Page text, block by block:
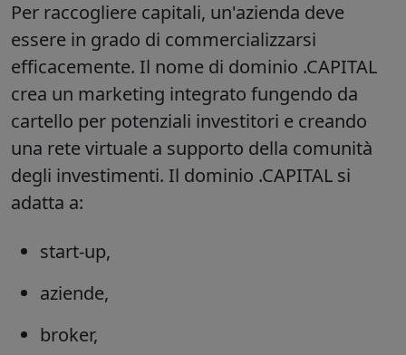
Per raccogliere capitali, un'azienda deve
essere in grado di commercializzarsi
efficacemente. Il nome di dominio .CAPITAL
crea un marketing integrato fungendo da
cartello per potenziali investitori e creando
una rete virtuale a supporto della comunità
degli investimenti. Il dominio .CAPITAL si
adatta a:
start-up,
aziende,
broker,